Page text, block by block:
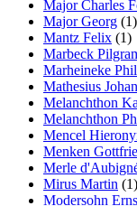
Major Charles
Major Georg (1)
Mantz Felix (1)
Marbeck
Marheineke
Mathesius
Melanchthon
Melanchthon
Mencel
Menken
Merle
Mirus Martin (1)
Modersohn